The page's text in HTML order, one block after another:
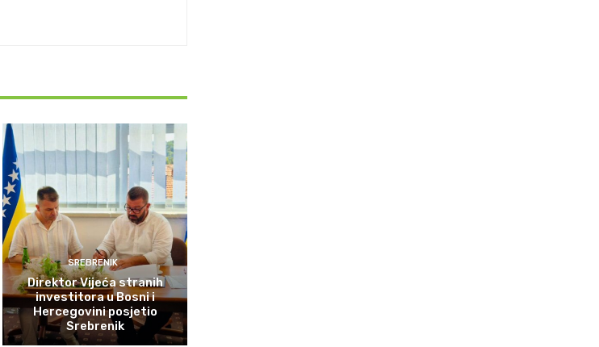
SREBRENIK
Direktor Vijeća stranih
investitora u Bosni i
Hercegovini posjetio
Srebrenik